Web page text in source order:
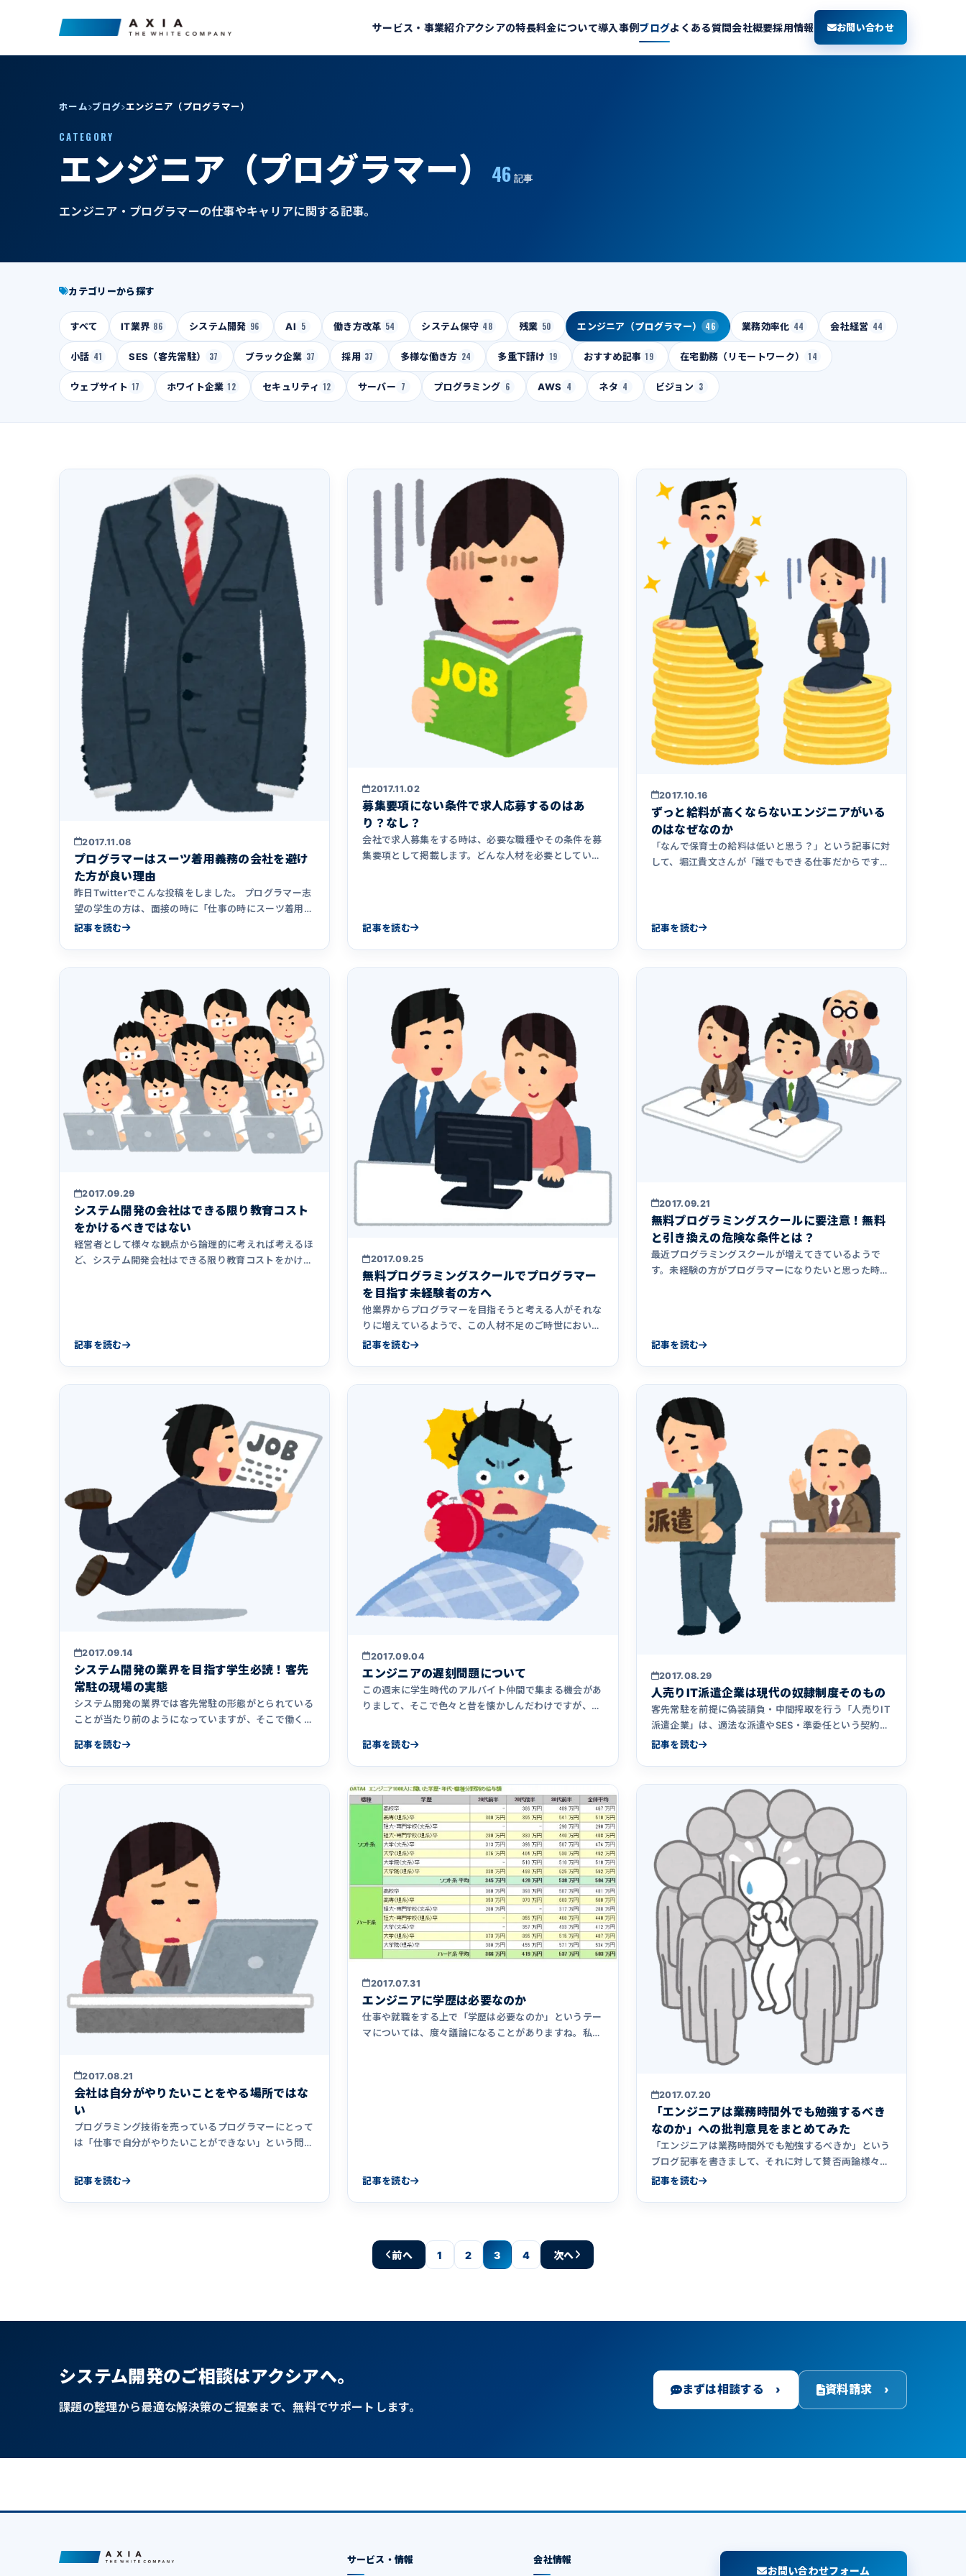
サービス・事業紹介アクシアの特長料金について導入事例 ブログよくある質問会社概要採用情報 お問い合わせ
ホーム ブログ エンジニア（プログラマー）
CATEGORY
エンジニア（プログラマー） 46 記事
エンジニア・プログラマーの仕事やキャリアに関する記事。
カテゴリーから探す
すべて IT業界 86 システム開発 96 AI 5 働き方改革 54 システム保守 48 残業 50 エンジニア（プログラマー） 46 業務効率化 44 会社経営 44
小話 41 SES（客先常駐） 37 ブラック企業 37 採用 37 多様な働き方 24 多重下請け 19 おすすめ記事 19 在宅勤務（リモートワーク） 14
ウェブサイト 17 ホワイト企業 12 セキュリティ 12 サーバー 7 プログラミング 6 AWS 4 ネタ 4 ビジョン 3
2017.11.08
プログラマーはスーツ着用義務の会社を避け
た方が良い理由
昨日Twitterでこんな投稿をしました。 プログラマー志
望の学生の方は、面接の時に「仕事の時にスーツ着用は
義務付けられ&hellip;
記事を読む
2017.11.02
募集要項にない条件で求人応募するのはあ
り？なし？
会社で求人募集をする時は、必要な職種やその条件を募
集要項として掲載します。どんな人材を必要としている
記事を読む
2017.10.16
ずっと給料が高くならないエンジニアがいる
のはなぜなのか
「なんで保育士の給料は低いと思う？」という記事に対
して、堀江貴文さんが「誰でもできる仕事だからです」
記事を読む
2017.09.29
システム開発の会社はできる限り教育コスト
をかけるべきではない
経営者として様々な観点から論理的に考えれば考えるほ
ど、システム開発会社はできる限り教育コストをかけな
記事を読む
2017.09.25
無料プログラミングスクールでプログラマー
を目指す未経験者の方へ
他業界からプログラマーを目指そうと考える人がそれな
りに増えているようで、この人材不足のご時世において
IT業界にとっては非&hellip;
記事を読む
2017.09.21
無料プログラミングスクールに要注意！無料
と引き換えの危険な条件とは？
最近プログラミングスクールが増えてきているようで
す。未経験の方がプログラマーになりたいと思った時に
記事を読む
2017.09.14
システム開発の業界を目指す学生必読！客先
常駐の現場の実態
システム開発の業界では客先常駐の形態がとられている
ことが当たり前のようになっていますが、そこで働くエ
記事を読む
2017.09.04
エンジニアの遅刻問題について
この週末に学生時代のアルバイト仲間で集まる機会があ
りまして、そこで色々と昔を懐かしんだわけですが、そ
記事を読む
2017.08.29
人売りIT派遣企業は現代の奴隷制度そのもの
客先常駐を前提に偽装請負・中間搾取を行う「人売りIT
派遣企業」は、適法な派遣やSES・準委任という契約形
態そのものとは区別されるべきです。これからエンジニ
記事を読む
2017.08.21
会社は自分がやりたいことをやる場所ではな
い
プログラミング技術を売っているプログラマーにとって
は「仕事で自分がやりたいことができない」という問題
記事を読む
2017.07.31
エンジニアに学歴は必要なのか
仕事や就職をする上で「学歴は必要なのか」というテー
マについては、度々議論になることがありますね。私と
記事を読む
2017.07.20
「エンジニアは業務時間外でも勉強するべき
なのか」への批判意見をまとめてみた
「エンジニアは業務時間外でも勉強するべきか」という
ブログ記事を書きまして、それに対して賛否両論様々な
反応がありました。ち&hellip;
記事を読む
前へ 1 2 3 4 次へ
システム開発のご相談はアクシアへ。
課題の整理から最適な解決策のご提案まで、無料でサポートします。
まずは相談する › 資料請求 ›
サービス・情報 会社情報
お問い合わせフォーム